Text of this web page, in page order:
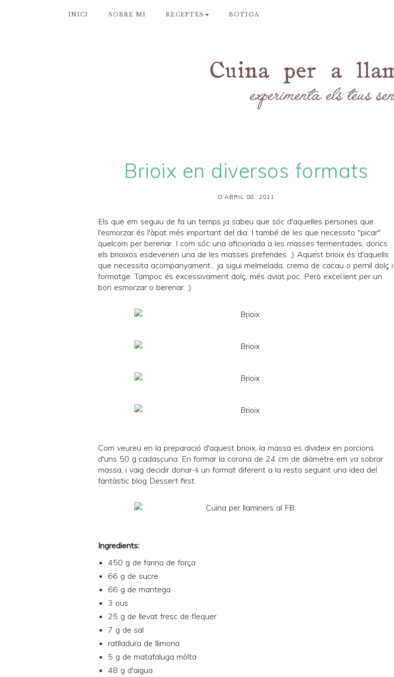
INICI SOBRE MI RECEPTES BOTIGA
Brioix en diversos formats
D’ABRIL 08, 2011
Els que em seguiu de fa un temps ja sabeu que sóc d'aquelles persones que
l'esmorzar és l'àpat més important del dia. I també de les que necessito "picar"
quelcom per berenar. I com sóc una aficionada a les masses fermentades, doncs
els brioixos esdevenen una de les masses preferides. ;) Aquest brioix és d'aquells
que necessita acompanyament... ja sigui melmelada, crema de cacau o pernil dolç i
formatge. Tampoc és excessivament dolç, més aviat poc. Però excel·lent per un
bon esmorzar o berenar. ;)
Com veureu en la preparació d'aquest brioix, la massa es divideix en porcions
d'uns 50 g cadascuna. En formar la corona de 24 cm de diàmetre em va sobrar
massa, i vaig decidir donar-li un format diferent a la resta seguint una idea del
fantàstic blog Dessert first.
Ingredients:
450 g de farina de força
66 g de sucre
66 g de mantega
3 ous
25 g de llevat fresc de flequer
7 g de sal
ratlladura de llimona
5 g de matafaluga mòlta
48 g d'aigua